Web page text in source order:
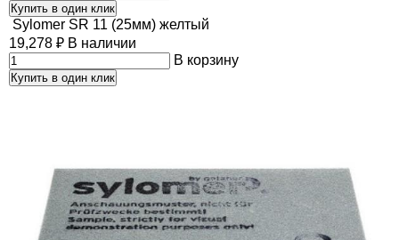
Купить в один клик
Sylomer SR 11 (25мм) желтый
19,278 ₽ В наличии
В корзину
Купить в один клик